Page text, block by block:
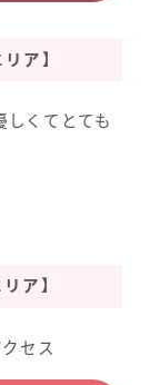
ア】
しくてとても
ア】
セス